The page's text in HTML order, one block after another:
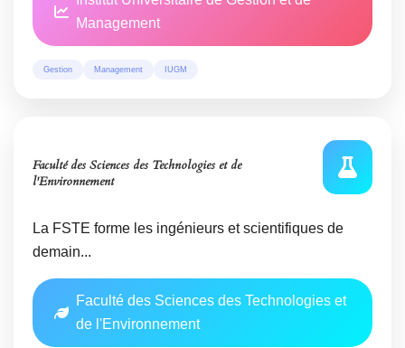
Management
Gestion Management IUGM
Faculté des Sciences des Technologies et de
l'Environnement
La FSTE forme les ingénieurs et scientifiques de
demain...
Faculté des Sciences des Technologies et
de l'Environnement